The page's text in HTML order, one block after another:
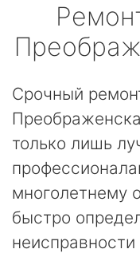
Срочный
только лишь
многолетнему
быстро